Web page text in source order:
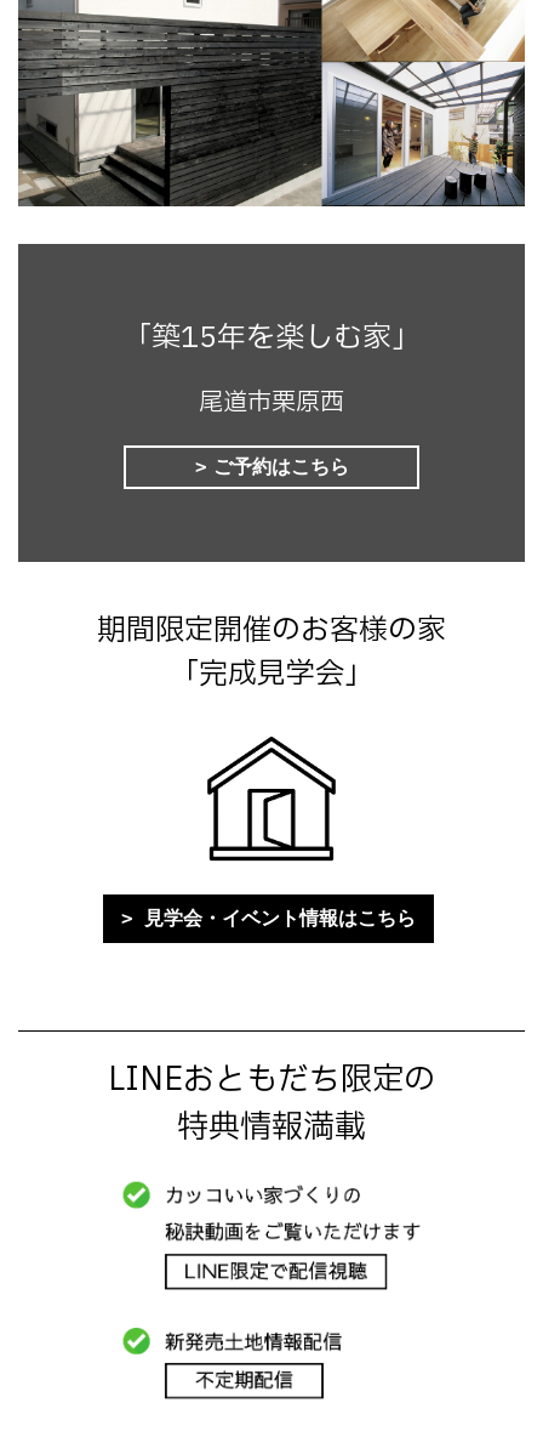
「築15年を楽しむ家」
尾道市栗原西
ご予約はこちら
期間限定開催のお客様の家
「完成見学会」
見学会・イベント情報はこちら
LINEおともだち限定の
特典情報満載